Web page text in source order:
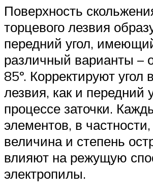
Поверхность
торцевого лезвия
передний угол,
различный варианты –
85º. Корректируют угол
лезвия, как и передний
процессе заточки.
элементов, в частности,
величина и степень
влияют на режущую
электропилы.